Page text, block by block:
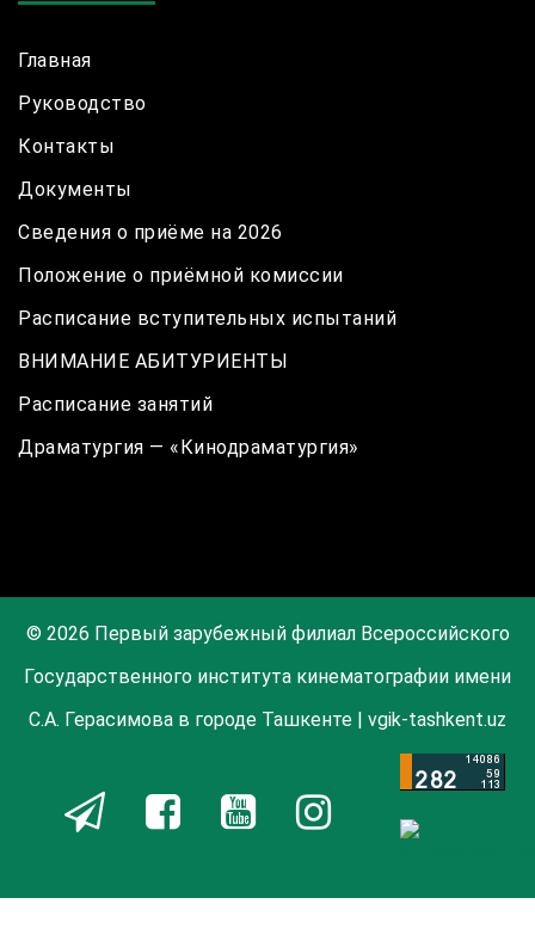
Главная
Руководство
Контакты
Документы
Сведения о приёме на 2026
Положение о приёмной комиссии
Расписание вступительных испытаний
ВНИМАНИЕ АБИТУРИЕНТЫ
Расписание занятий
Драматургия — «Кинодраматургия»
© 2026 Первый зарубежный филиал Всероссийского
Государственного института кинематографии имени
С.А. Герасимова в городе Ташкенте | vgik-tashkent.uz